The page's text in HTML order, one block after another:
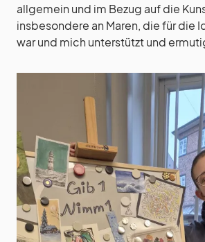
allgemein und im Bezug auf die
insbesondere an Maren, die für die
war und mich unterstützt und